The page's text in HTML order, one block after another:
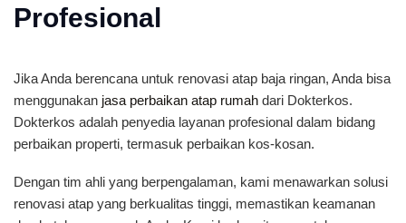
Profesional
Jika Anda berencana untuk renovasi atap baja ringan, Anda bisa
menggunakan jasa perbaikan atap rumah dari Dokterkos.
Dokterkos adalah penyedia layanan profesional dalam bidang
perbaikan properti, termasuk perbaikan kos-kosan.
Dengan tim ahli yang berpengalaman, kami menawarkan solusi
renovasi atap yang berkualitas tinggi, memastikan keamanan